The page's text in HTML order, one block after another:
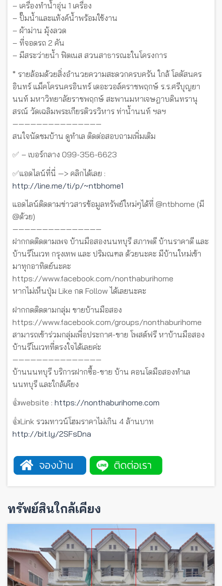
– เครื่องทำน้ำอุ่น 1 เครื่อง
– ปั๊มน้ำและแท้งค์น้ำพร้อมใช้งาน
– ผ้าม่าน มุ้งลวด
– ที่จอดรถ 2 คัน
– มีสระว่ายน้ำ ฟิตเนส สวนสาธารณะในโครงการ
* รายล้อมด้วยสิ่งอำนวยความสะดวกครบครัน ใกล้ โลตัสนคร
อินทร์ แม็คโครนครอินทร์ เดอะวอล์คราชพฤกษ์ ร.ร.ศรีบุญยา
นนท์ มหาวิทยาลัยราชพฤกษ์ สะพานมหาเจษฎาบดินทรานุ
สรณ์ วัดเฉลิมพระเกียรติวรวิหาร ท่าน้ำนนท์ ฯลฯ
———————————————
สนใจนัดชมบ้าน ดูทำเล ติดต่อสอบถามเพิ่มเติม
✅ – เบอร์กลาง 099-356-6623
✅แอดไลน์ที่นี่ —> คลิกได้เลย :
http://line.me/ti/p/~ntbhome1
แอดไลน์ติดตามข่าวสารข้อมูลทรัพย์ใหม่ๆได้ที่ @ntbhome (มี
@ด้วย)
———————————————
ฝากกดติดตามเพจ บ้านมือสองนนทบุรี สภาพดี บ้านราคาดี และ
บ้านรีโนเวท กรุงเทพ และ ปริมณฑล ด้วยนะคะ มีบ้านใหม่เข้า
มาทุกอาทิตย์นะคะ
https://www.facebook.com/nonthaburihome
หากไม่เห็นปุ่ม Like กด Follow ได้เลยนะคะ
ฝากกดติดตามกลุ่ม ขายบ้านมือสอง
https://www.facebook.com/groups/nonthaburihome
สามารถเข้าร่วมกลุ่มเพื่อประกาศ-ขาย โพสต์ฟรี หาบ้านมือสอง
บ้านรีโนเวทที่ตรงใจได้เลยค่ะ
———————————————
บ้านนนทบุรี บริการฝากซื้อ-ขาย บ้าน คอนโดมือสองทำเล
นนทบุรี และใกล้เคียง
👍website : https://nonthaburihome.com
👍Link รวมทาวน์โฮมราคาไม่เกิน 4 ล้านบาท
http://bit.ly/2SFsDna
ทรัพย์สินใกล้เคียง